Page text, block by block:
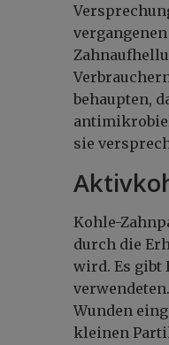
behaupten,
sie
Kohle-
durch die
wird. Es gibt
Wunden
kleinen